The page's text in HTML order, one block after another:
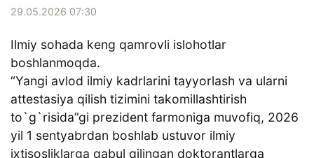
29.05.2026 07:30
Ilmiy sohada keng qamrovli islohotlar
boshlanmoqda.
“Yangi avlod ilmiy kadrlarini tayyorlash va ularni
attestasiya qilish tizimini takomillashtirish
to`g`risida”gi prezident farmoniga muvofiq, 2026
yil 1 sentyabrdan boshlab ustuvor ilmiy
ixtisosliklarga qabul qilingan doktorantlarga